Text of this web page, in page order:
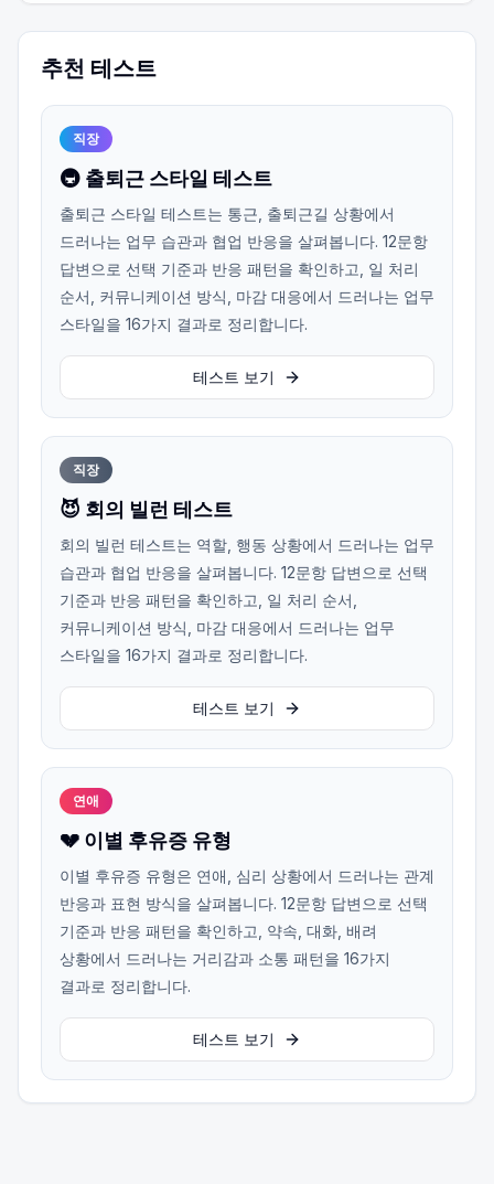
추천 테스트
직장
🚇 출퇴근 스타일 테스트
출퇴근 스타일 테스트는 통근, 출퇴근길 상황에서
드러나는 업무 습관과 협업 반응을 살펴봅니다. 12문항
답변으로 선택 기준과 반응 패턴을 확인하고, 일 처리
순서, 커뮤니케이션 방식, 마감 대응에서 드러나는 업무
스타일을 16가지 결과로 정리합니다.
테스트 보기
직장
😈 회의 빌런 테스트
회의 빌런 테스트는 역할, 행동 상황에서 드러나는 업무
습관과 협업 반응을 살펴봅니다. 12문항 답변으로 선택
기준과 반응 패턴을 확인하고, 일 처리 순서,
커뮤니케이션 방식, 마감 대응에서 드러나는 업무
스타일을 16가지 결과로 정리합니다.
테스트 보기
연애
💔 이별 후유증 유형
이별 후유증 유형은 연애, 심리 상황에서 드러나는 관계
반응과 표현 방식을 살펴봅니다. 12문항 답변으로 선택
기준과 반응 패턴을 확인하고, 약속, 대화, 배려
상황에서 드러나는 거리감과 소통 패턴을 16가지
결과로 정리합니다.
테스트 보기